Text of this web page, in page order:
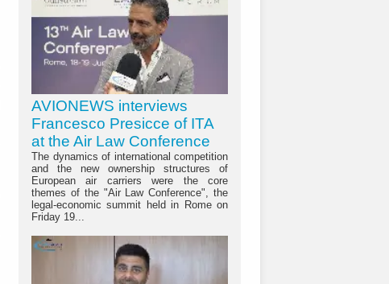
AVIONEWS interviews
Francesco Presicce of ITA
at the Air Law Conference
The dynamics of international competition
and the new ownership structures of
European air carriers were the core
themes of the "Air Law Conference", the
legal-economic summit held in Rome on
Friday 19...